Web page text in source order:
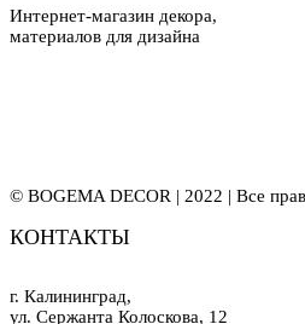
Интернет-магазин декора,
материалов для дизайна
© BOGEMA DECOR | 2022 | Все
КОНТАКТЫ
г. Калининград,
ул. Сержанта Колоскова, 12